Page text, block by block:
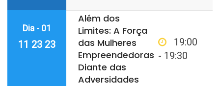
Dia - 01
11 23 23
Além dos
Limites: A Força
das Mulheres
Empreendedoras
Diante das
Adversidades
19:00
- 19:30